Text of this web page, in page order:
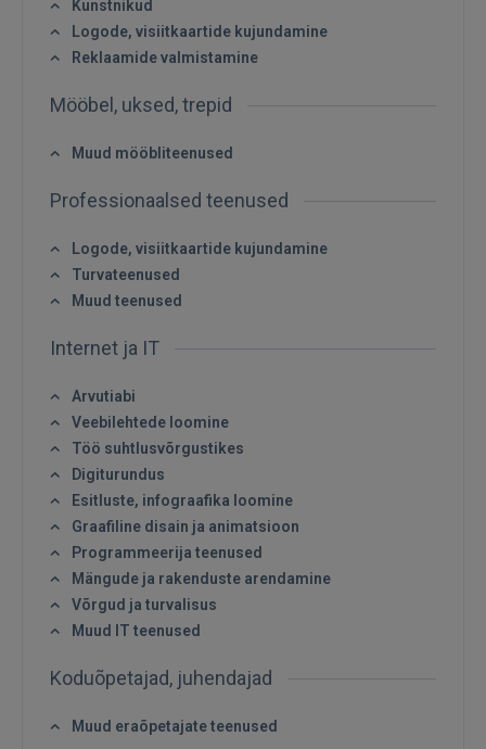
SISENE
Unustasite parooli?
FACEBOOK
GOOGLE
 Sign in with Apple
Ei ole veel registreerunud?
REGISTREERIMINE
Kunstnikud
Logode, visiitkaartide kujundamine
Reklaamide valmistamine
Mööbel, uksed, trepid
Muud mööbliteenused
Professionaalsed teenused
Logode, visiitkaartide kujundamine
Turvateenused
Muud teenused
Internet ja IT
Arvutiabi
Veebilehtede loomine
Töö suhtlusvõrgustikes
Digiturundus
Esitluste, infograafika loomine
Graafiline disain ja animatsioon
Programmeerija teenused
Mängude ja rakenduste arendamine
Võrgud ja turvalisus
Muud IT teenused
Koduõpetajad, juhendajad
Muud eraõpetajate teenused